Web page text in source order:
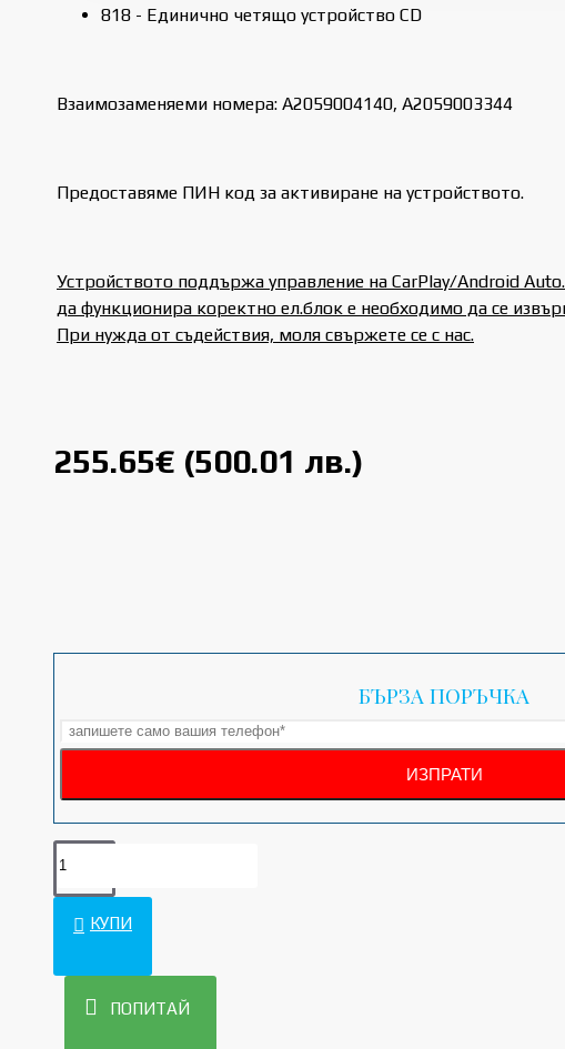
818 - Единично четящо устройство CD
Взаимозаменяеми номера: A2059004140, A2059003344
Предоставяме ПИН код за активиране на устройството.
Устройството поддържа управление на CarPlay/Android
да функционира коректно ел.блок е необходимо да се
При нужда от съдействия, моля свържете се с нас.
255.65€ (500.01 лв.)
БЪРЗА ПОРЪЧКА
КУПИ
ПОПИТАЙ